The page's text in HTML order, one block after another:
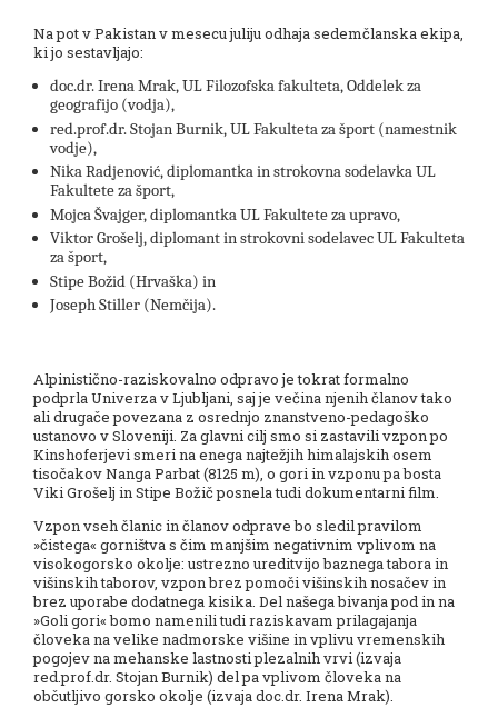
Na pot v Pakistan v mesecu juliju odhaja sedemčlanska ekipa,
ki jo sestavljajo:
doc.dr. Irena Mrak, UL Filozofska fakulteta, Oddelek za
geografijo (vodja),
red.prof.dr. Stojan Burnik, UL Fakulteta za šport (namestnik
vodje),
Nika Radjenović, diplomantka in strokovna sodelavka UL
Fakultete za šport,
Mojca Švajger, diplomantka UL Fakultete za upravo,
Viktor Grošelj, diplomant in strokovni sodelavec UL Fakulteta
za šport,
Stipe Božid (Hrvaška) in
Joseph Stiller (Nemčija).
Alpinistično-raziskovalno odpravo je tokrat formalno
podprla Univerza v Ljubljani, saj je večina njenih članov tako
ali drugače povezana z osrednjo znanstveno-pedagoško
ustanovo v Sloveniji. Za glavni cilj smo si zastavili vzpon po
Kinshoferjevi smeri na enega najtežjih himalajskih osem
tisočakov Nanga Parbat (8125 m), o gori in vzponu pa bosta
Viki Grošelj in Stipe Božič posnela tudi dokumentarni film.
Vzpon vseh članic in članov odprave bo sledil pravilom
»čistega« gorništva s čim manjšim negativnim vplivom na
visokogorsko okolje: ustrezno ureditvijo baznega tabora in
višinskih taborov, vzpon brez pomoči višinskih nosačev in
brez uporabe dodatnega kisika. Del našega bivanja pod in na
»Goli gori« bomo namenili tudi raziskavam prilagajanja
človeka na velike nadmorske višine in vplivu vremenskih
pogojev na mehanske lastnosti plezalnih vrvi (izvaja
red.prof.dr. Stojan Burnik) del pa vplivom človeka na
občutljivo gorsko okolje (izvaja doc.dr. Irena Mrak).